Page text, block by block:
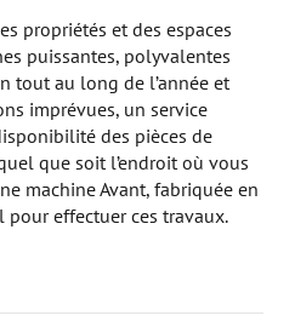
propriétés et des espaces
puissantes, polyvalentes
tout au long de l’année et
imprévues, un service
des pièces de
que soit l’endroit où vous
machine Avant, fabriquée en
effectuer ces travaux.